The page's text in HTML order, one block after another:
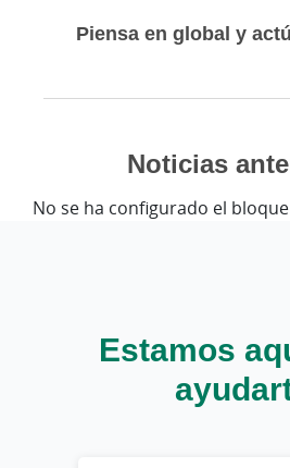
Piensa en global y
Noticias
No se ha configurado el
Estamos